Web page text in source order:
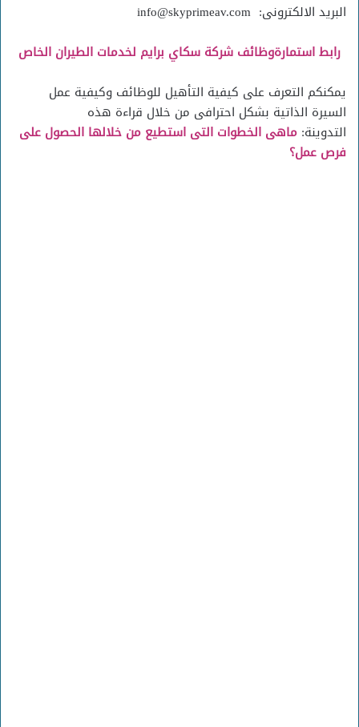
البريد الالكترونى: info@skyprimeav.com
رابط استمارةوظائف شركة سكاي برايم لخدمات الطيران الخاص
يمكنكم التعرف على كيفية التأهيل للوظائف وكيفية عمل
السيرة الذاتية بشكل احترافى من خلال قراءة هذه
التدوينة: ماهى الخطوات التى استطيع من خلالها الحصول على
فرص عمل؟